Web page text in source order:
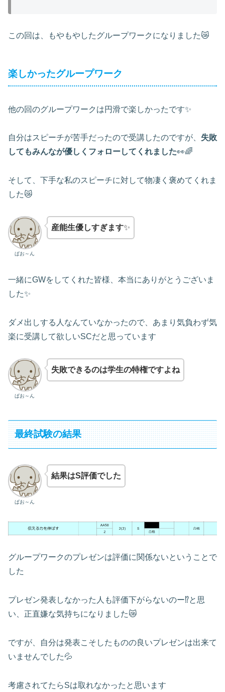
この回は、もやもやしたグループワークになりました😿
楽しかったグループワーク
他の回のグループワークは円滑で楽しかったです✨
自分はスピーチが苦手だったので受講したのですが、 失敗
してもみんなが優しくフォローしてくれました👀🌈
そして、下手な私のスピーチに対して物凄く褒めてくれま
した😿
ぱお～ん
産能生優しすぎます✨
一緒にGWをしてくれた皆様、本当にありがとうございま
した✨
ダメ出しする人なんていなかったので、あまり気負わず気
楽に受講して欲しいSCだと思っています
ぱお～ん
失敗できるのは学生の特権ですよね
最終試験の結果
ぱお～ん
結果はS評価でした
グループワークのプレゼンは評価に関係ないということで
した
プレゼン発表しなかった人も評価下がらないのー⁉と思
い、正直嫌な気持ちになりました😿
ですが、自分は発表こそしたものの良いプレゼンは出来て
いませんでした💦
考慮されてたらSは取れなかったと思います